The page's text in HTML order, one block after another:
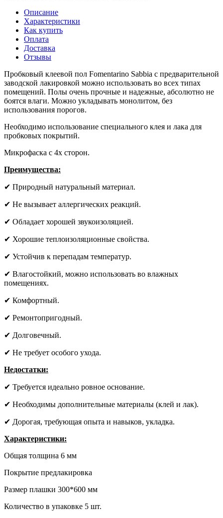
Описание
Характеристики
Как купить
Оплата
Доставка
Отзывы
Пробковый клеевой пол Fomentarino Sabbia с предварительной
заводской лакировкой можно использовать во всех типах
помещений. Полы очень прочные и надежные, абсолютно не
боятся влаги. Можно укладывать монолитом, без
использования порогов.
Необходимо использование специального клея и лака для
пробковых покрытий.
Микрофаска с 4х сторон.
Преимущества:
✔ Природный натуральный материал.
✔ Не вызывает аллергических реакций.
✔ Обладает хорошей звукоизоляцией.
✔ Хорошие теплоизоляционные свойства.
✔ Устойчив к перепадам температур.
✔ Влагостойкий, можно использовать во влажных
помещениях.
✔ Комфортный.
✔ Ремонтопригодный.
✔ Долговечный.
✔ Не требует особого ухода.
Недостатки:
✔ Требуется идеально ровное основание.
✔ Необходимы дополнительные материалы (клей и лак).
✔ Дорогая, требующая опыта и навыков, укладка.
Характеристики:
Общая толщина 6 мм
Покрытие предлакировка
Размер плашки 300*600 мм
Количество в упаковке 5 шт.